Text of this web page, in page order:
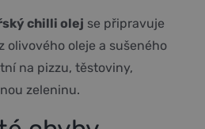
chilli olej se připravuje
olivového oleje a sušeného
na pizzu, těstoviny,
zeleninu.